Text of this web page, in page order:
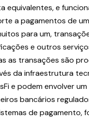
equivalentes, e
a pagamentos de
para um,
e outros
as transações são
da infraestrutura
e podem envolver um
bancários
de pagamento,